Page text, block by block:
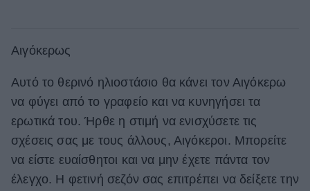
Αιγόκερως
Αυτό το θερινό ηλιοστάσιο θα κάνει τον Αιγόκερω
να φύγει από το γραφείο και να κυνηγήσει τα
ερωτικά του. Ήρθε η στιμή να ενισχύσετε τις
σχέσεις σας με τους άλλους, Αιγόκεροι. Μπορείτε
να είστε ευαίσθητοι και να μην έχετε πάντα τον
έλεγχο. Η φετινή σεζόν σας επιτρέπει να δείξετε την